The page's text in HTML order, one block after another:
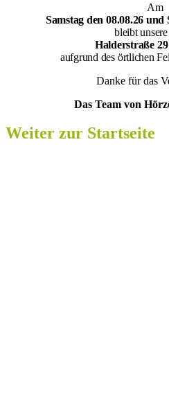
Am
Samstag den 08.08.26 und
bleibt
Halderstraße
aufgrund des örtlichen
Danke für das
Das Team von
Weiter zur Startseite